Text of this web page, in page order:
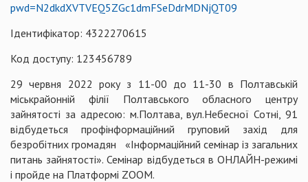
pwd=N2dkdXVTVEQ5ZGc1dmFSeDdrMDNjQT09
Ідентифікатор: 4322270615
Код доступу: 123456789
29 червня 2022 року з 11-00 до 11-30 в Полтавській
міськрайонній філії Полтавського обласного центру
зайнятості за адресою: м.Полтава, вул.Небесної Сотні, 91
відбудеться профінформаційний груповий захід для
безробітних громадян «Інформаційний семінар із загальних
питань зайнятості». Семінар відбудеться в ОНЛАЙН-режимі
і пройде на Платформі ZOOM.